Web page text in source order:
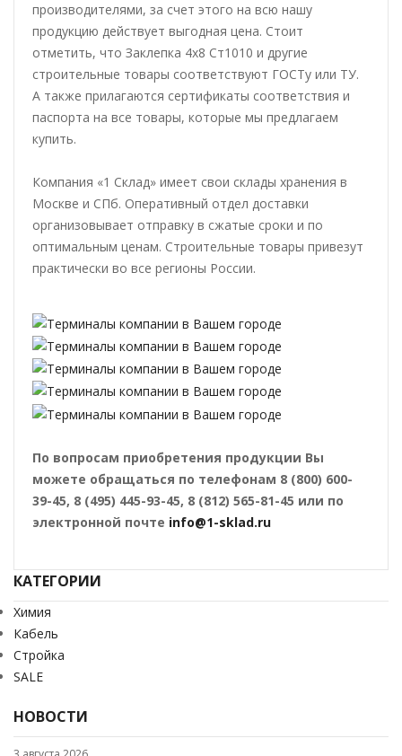
производителями, за счет этого на всю нашу
продукцию действует выгодная цена. Стоит
отметить, что Заклепка 4x8 Ст1010 и другие
строительные товары соответствуют ГОСТу или ТУ.
А также прилагаются сертификаты соответствия и
паспорта на все товары, которые мы предлагаем
купить.
Компания «1 Склад» имеет свои склады хранения в
Москве и СПб. Оперативный отдел доставки
организовывает отправку в сжатые сроки и по
оптимальным ценам. Строительные товары привезут
практически во все регионы России.
По вопросам приобретения продукции Вы
можете обращаться по телефонам 8 (800) 600-
39-45, 8 (495) 445-93-45, 8 (812) 565-81-45 или по
электронной почте info@1-sklad.ru
КАТЕГОРИИ
Химия
Кабель
Стройка
SALE
НОВОСТИ